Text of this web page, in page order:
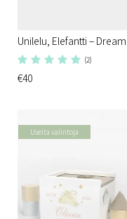
Unilelu, Elefantti – Dream
(2)
€40
Useita valintoja